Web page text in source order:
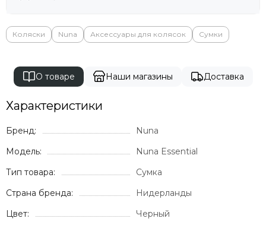
Momcozy
Mr Sandman
Noordi
Offspring
Ok Baby
Osann
Pali
Peppy
Коляски Nuna Аксессуары для колясок Сумки
О товаре Наши магазины Доставка
Характеристики
Бренд:
Nuna
Модель:
Nuna Essential
Тип товара:
Сумка
Страна бренда:
Нидерланды
Цвет:
Черный